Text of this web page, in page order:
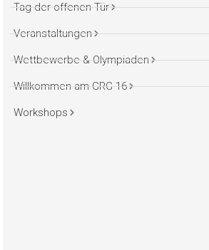
Tag der offenen Tür
Veranstaltungen
Wettbewerbe & Olympiaden
Willkommen am GRG 16
Workshops